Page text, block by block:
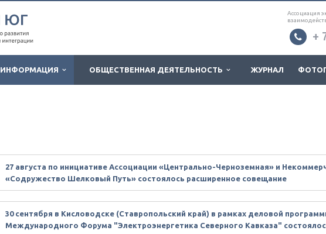
Ассоциация
+
ИНФОРМАЦИЯ ОБЩЕСТВЕННАЯ ДЕЯТЕЛЬНОСТЬ ЖУРНАЛ
27 августа по инициативе Ассоциации «Центрально-Черноземная» и
«Содружество Шелковый Путь» состоялось расширенное совещание
30 сентября в Кисловодске (Ставропольский край) в рамках деловой
Международного Форума "Электроэнергетика Северного Кавказа"